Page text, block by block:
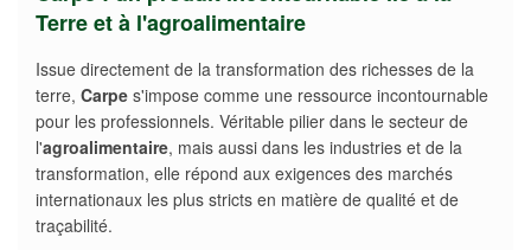
Terre et à l'agroalimentaire
Issue directement de la transformation des richesses de la
terre, Carpe s'impose comme une ressource incontournable
pour les professionnels. Véritable pilier dans le secteur de
l'agroalimentaire, mais aussi dans les industries et de la
transformation, elle répond aux exigences des marchés
internationaux les plus stricts en matière de qualité et de
traçabilité.